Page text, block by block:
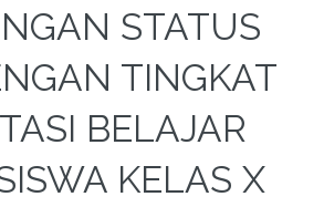
STATUS
TINGKAT
BELAJAR
KELAS X